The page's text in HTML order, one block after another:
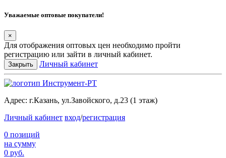
Уважаемые оптовые покупатели!
×
Для отображения оптовых цен необходимо пройти
регистрацию или зайти в личный кабинет.
Закрыть Личный кабинет
Адрес: г.Казань, ул.Завойского, д.23 (1 этаж)
Личный кабинет вход/регистрация
0 позиций
на сумму
0 руб.